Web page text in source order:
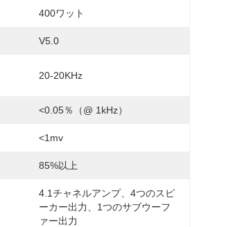
400ワット
V5.0
20-20KHz
<0.05％（@ 1kHz）
<1mv
85%以上
4.1チャネルアンプ、4つのスピ
ーカー出力、1つのサブウーフ
ァー出力